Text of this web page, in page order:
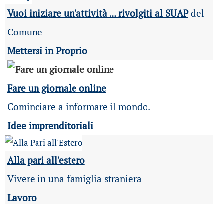
Vuoi iniziare un'attività ... rivolgiti al SUAPdel
Comune
Mettersi in Proprio
Fare un giornale online
Cominciare a informare il mondo.
Idee imprenditoriali
Alla pari all'estero
Vivere in una famiglia straniera
Lavoro